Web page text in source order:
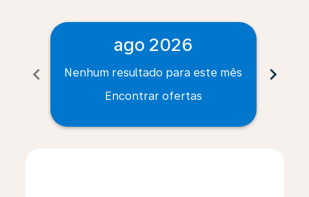
chevron_left
ago 2026
Nenhum resultado para este mês
Encontrar ofertas
chevron_right